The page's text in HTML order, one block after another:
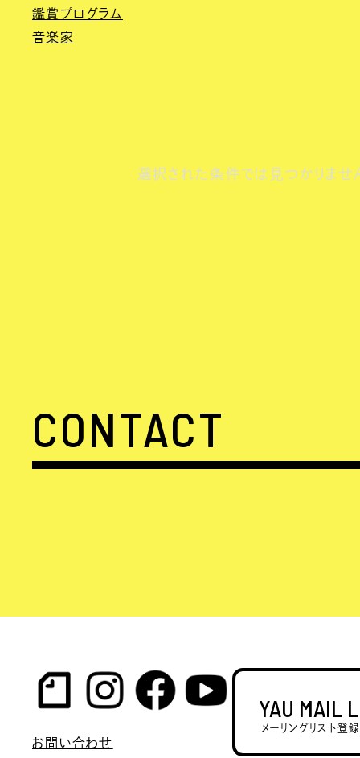
鑑賞プログラム
音楽家
選択された条件では見つかりませ
CONTACT
YAU MAIL
メーリングリスト登
お問い合わせ